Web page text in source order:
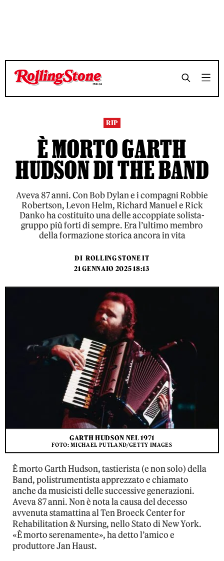
TEMPO DI LETTURA 5 MINUTI
TEMPO DI LETTURA 5 MINUTI
RIP
È MORTO GARTH
HUDSON DI THE BAND
Aveva 87 anni. Con Bob Dylan e i compagni Robbie
Robertson, Levon Helm, Richard Manuel e Rick
Danko ha costituito una delle accoppiate solista-
gruppo più forti di sempre. Era l’ultimo membro
della formazione storica ancora in vita
DI ROLLING STONE IT
21 GENNAIO 2025 18:13
GARTH HUDSON NEL 1971
FOTO: MICHAEL PUTLAND/GETTY IMAGES
È morto Garth Hudson, tastierista (e non solo) della
Band, polistrumentista apprezzato e chiamato
anche da musicisti delle successive generazioni.
Aveva 87 anni. Non è nota la causa del decesso
avvenuta stamattina al Ten Broeck Center for
Rehabilitation & Nursing, nello Stato di New York.
«È morto serenamente», ha detto l’amico e
produttore Jan Haust.